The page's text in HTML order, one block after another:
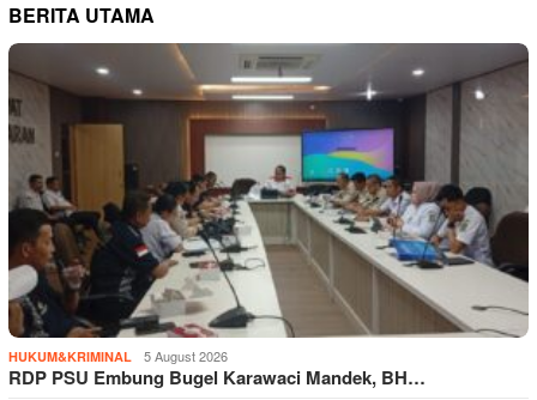
BERITA UTAMA
HUKUM&KRIMINAL 5 August 2026
RDP PSU Embung Bugel Karawaci Mandek, BH…